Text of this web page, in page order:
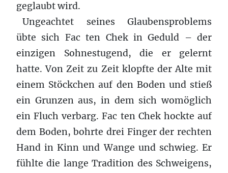
geglaubt wird.
Ungeachtet seines Glaubensproblems
übte sich Fac ten Chek in Geduld – der
einzigen Sohnestugend, die er gelernt
hatte. Von Zeit zu Zeit klopfte der Alte mit
einem Stöckchen auf den Boden und stieß
ein Grunzen aus, in dem sich womöglich
ein Fluch verbarg. Fac ten Chek hockte auf
dem Boden, bohrte drei Finger der rechten
Hand in Kinn und Wange und schwieg. Er
fühlte die lange Tradition des Schweigens,